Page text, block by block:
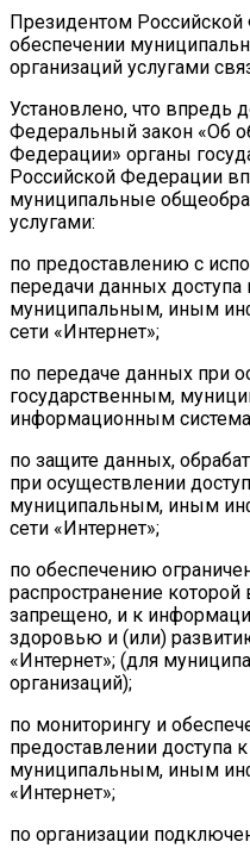
Президентом Российской
обеспечении
организаций услугами
Установлено, что впредь
Федеральный закон «Об
Федерации» органы
Российской Федерации
муниципальные
услугами:
по предоставлению с
передачи данных
муниципальным, иным
сети «Интернет»;
по передаче данных при
государственным,
информационным
по защите данных,
при осуществлении
муниципальным, иным
сети «Интернет»;
по обеспечению
распространение
запрещено, и к
здоровью и (или)
«Интернет»; (для
организаций);
по мониторингу и
предоставлении доступа
муниципальным, иным
«Интернет»;
по организации